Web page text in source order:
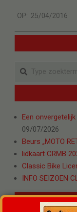
04-
25
OP: 25/04/2016
Zoeken
Een
09/07/2026
Beurs „MOTO
lidkaart CRMB
Classic Bike
INFO SEIZOEN